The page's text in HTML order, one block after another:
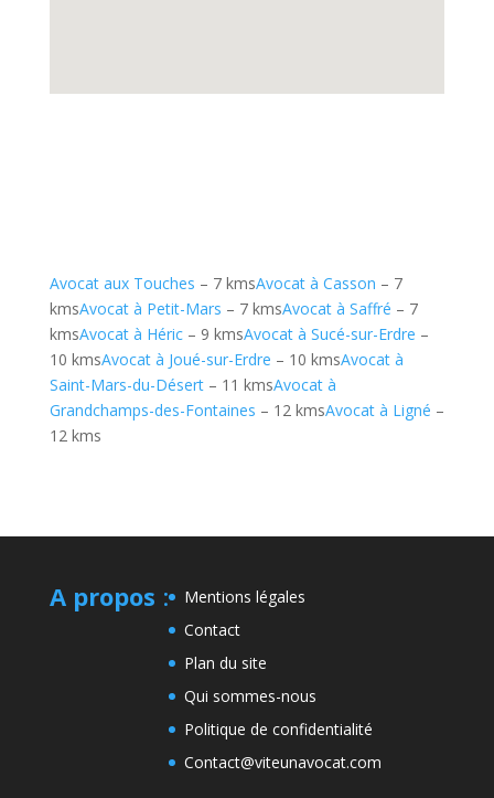
Avocat aux Touches – 7 kmsAvocat à Casson – 7
kmsAvocat à Petit-Mars – 7 kmsAvocat à Saffré – 7
kmsAvocat à Héric– 9 kmsAvocat à Sucé-sur-Erdre –
10 kmsAvocat à Joué-sur-Erdre – 10 kmsAvocat à
Saint-Mars-du-Désert– 11 kmsAvocat à
Grandchamps-des-Fontaines – 12 kmsAvocat à Ligné –
12 kms
A propos :
Mentions légales
Contact
Plan du site
Qui sommes-nous
Politique de confidentialité
Contact@viteunavocat.com